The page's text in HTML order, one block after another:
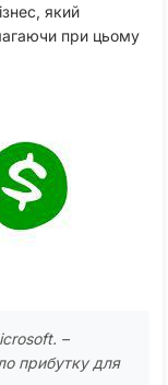
який
при цьому
. –
прибутку для